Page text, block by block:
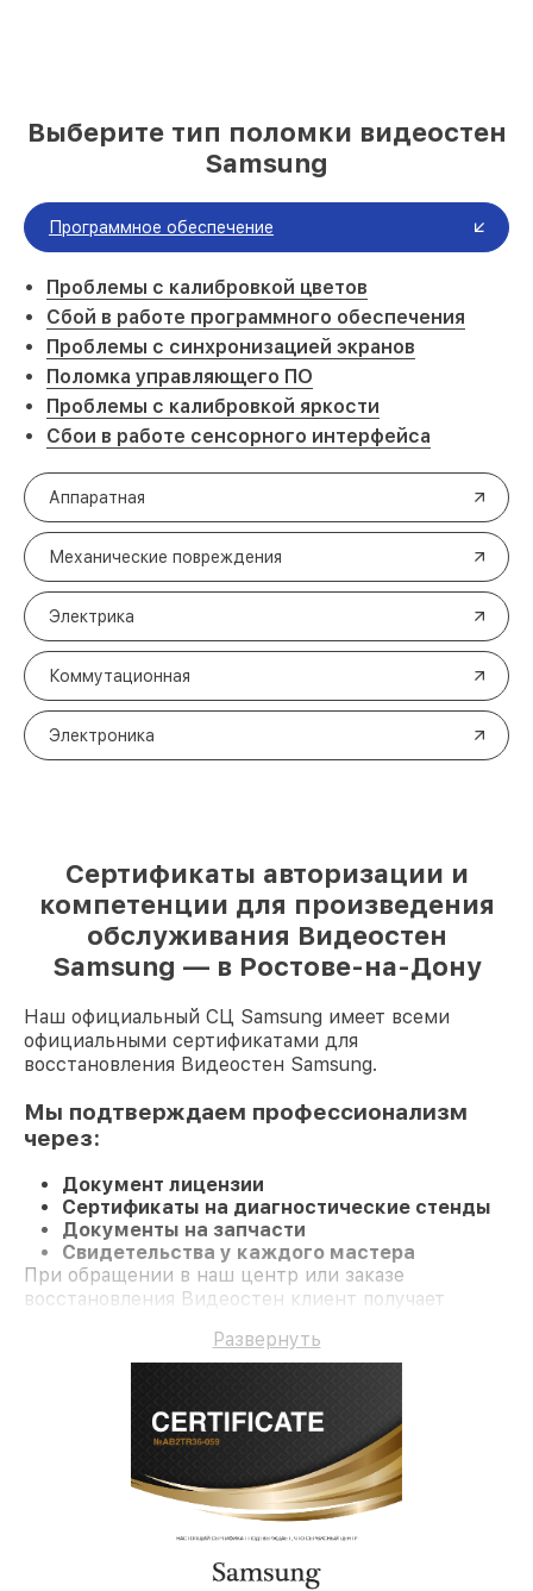
Выберите тип поломки видеостен
Samsung
Программное обеспечение
Проблемы с калибровкой цветов
Сбой в работе программного обеспечения
Проблемы с синхронизацией экранов
Поломка управляющего ПО
Проблемы с калибровкой яркости
Сбои в работе сенсорного интерфейса
Аппаратная
Механические повреждения
Электрика
Коммутационная
Электроника
Сертификаты авторизации и
компетенции для произведения
обслуживания Видеостен
Samsung — в Ростове-на-Дону
Наш официальный СЦ Samsung имеет всеми
официальными сертификатами для
восстановления Видеостен Samsung.
Мы подтверждаем профессионализм
через:
Документ лицензии
Сертификаты на диагностические стенды
Документы на запчасти
Свидетельства у каждого мастера
При обращении в наш центр или заказе
восстановления Видеостен клиент получает
на ремонт и детали.Развернуть